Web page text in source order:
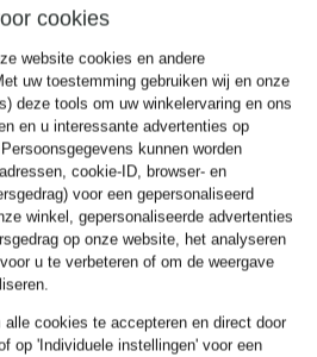
Eau de Parfum
(€ 5.500,00 / 1 l)
(€ 1.833,33 /
cookies
website cookies en andere
uw toestemming gebruiken wij en onze
deze tools om uw winkelervaring en ons
en u interessante advertenties op
kunnen worden
cookie-ID, browser- en
voor een gepersonaliseerd
winkel, gepersonaliseerde advertenties
op onze website, het analyseren
u te verbeteren of om de weergave
cookies te accepteren en direct door
op 'Individuele instellingen' voor een